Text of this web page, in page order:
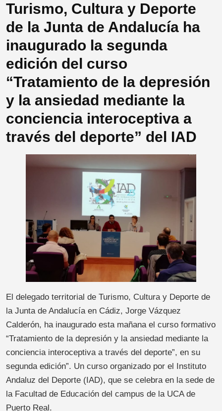
Turismo, Cultura y Deporte
de la Junta de Andalucía ha
inaugurado la segunda
edición del curso
“Tratamiento de la depresión
y la ansiedad mediante la
conciencia interoceptiva a
través del deporte” del IAD
El delegado territorial de Turismo, Cultura y Deporte de
la Junta de Andalucía en Cádiz, Jorge Vázquez
Calderón, ha inaugurado esta mañana el curso formativo
“Tratamiento de la depresión y la ansiedad mediante la
conciencia interoceptiva a través del deporte”, en su
segunda edición”. Un curso organizado por el Instituto
Andaluz del Deporte (IAD), que se celebra en la sede de
la Facultad de Educación del campus de la UCA de
Puerto Real.